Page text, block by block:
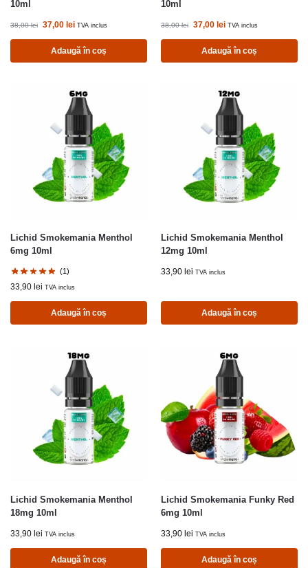
10ml
38,00lei 37,00 lei TVA inclus
Adaugă în coș
10ml
38,00lei 37,00 lei TVA inclus
Adaugă în coș
Lichid Smokemania Menthol
6mg 10ml
(1)
33,90 lei TVA inclus
Adaugă în coș
Lichid Smokemania Menthol
12mg 10ml
33,90 lei TVA inclus
Adaugă în coș
Lichid Smokemania Menthol
18mg 10ml
33,90 lei TVA inclus
Adaugă în coș
Lichid Smokemania Funky Red
6mg 10ml
33,90 lei TVA inclus
Adaugă în coș